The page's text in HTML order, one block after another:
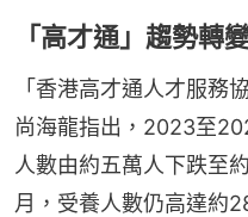
「高才通」趨勢
「香港高才通人才服務
尚海龍指出，2023至
人數由約五萬人下跌至
月，受養人數仍高達約